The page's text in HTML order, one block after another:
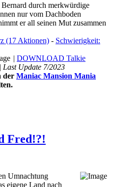
durch merkwürdige
nur vom Dachboden
er all seinen Mut zusammen
(17 Aktionen) - Schwierigkeit:
| DOWNLOAD Talkie
| Last Update 7/2023
der Maniac Mansion Mania
Fred!?!
Umnachtung
eigene Land nach